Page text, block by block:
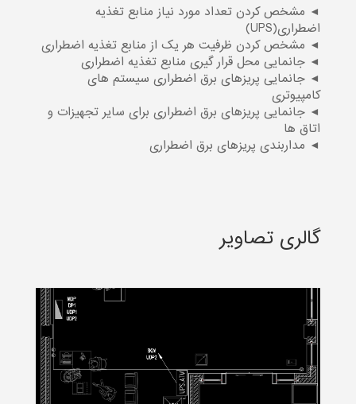
◄ مشخص کردن تعداد مورد نیاز منابع تغذیه
اضطراری(UPS)
◄ مشخص کردن ظرفیت هر یک از منابع تغذیه اضطراری
◄ جانمایی محل قرار گیری منابع تغذیه اضطراری
◄ جانمایی پریزهای برق اضطراری سیستم های
کامپیوتری
◄ جانمایی پریزهای برق اضطراری برای سایر تجهیزات و
اتاق ها
◄ مداربندی پریزهای برق اضطراری
گالری تصاویر